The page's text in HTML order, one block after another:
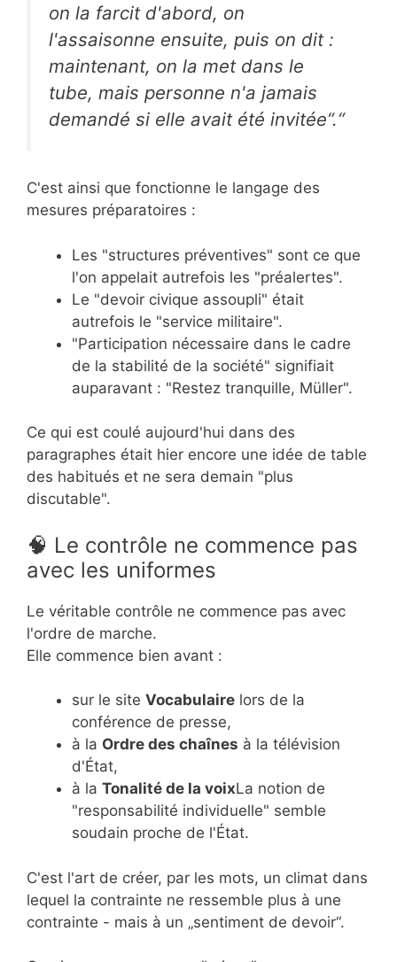
on la farcit d'abord, on
l'assaisonne ensuite, puis on dit :
maintenant, on la met dans le
tube, mais personne n'a jamais
demandé si elle avait été invitée“.“
C'est ainsi que fonctionne le langage des
mesures préparatoires :
Les "structures préventives" sont ce que
l'on appelait autrefois les "préalertes".
Le "devoir civique assoupli" était
autrefois le "service militaire".
"Participation nécessaire dans le cadre
de la stabilité de la société" signifiait
auparavant : "Restez tranquille, Müller".
Ce qui est coulé aujourd'hui dans des
paragraphes était hier encore une idée de table
des habitués et ne sera demain "plus
discutable".
🧠 Le contrôle ne commence pas
avec les uniformes
Le véritable contrôle ne commence pas avec
l'ordre de marche.
Elle commence bien avant :
sur le site Vocabulaire lors de la
conférence de presse,
à la Ordre des chaînes à la télévision
d'État,
à la Tonalité de la voixLa notion de
"responsabilité individuelle" semble
soudain proche de l'État.
C'est l'art de créer, par les mots, un climat dans
lequel la contrainte ne ressemble plus à une
contrainte - mais à un „sentiment de devoir“.